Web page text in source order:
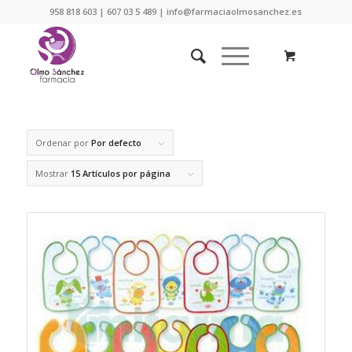
958 818 603 | 607 03 5 489 | info@farmaciaolmosanchez.es
Ordenar por Por defecto
Mostrar 15 Artículos por página